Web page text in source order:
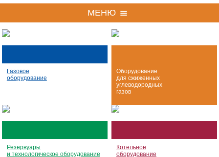
МЕНЮ
Газовое
оборудование
Оборудование
для сжиженных
углеводородных
газов
Резервуары
и технологическое оборудование
Котельное
оборудование